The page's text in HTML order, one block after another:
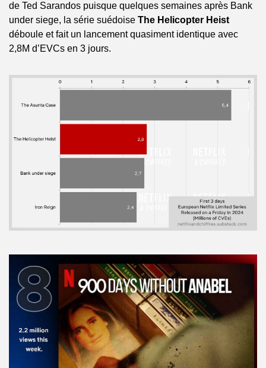
de Ted Sarandos puisque quelques semaines après Bank
under siege, la série suédoise The Helicopter Heist
déboule et fait un lancement quasiment identique avec
2,8M d’EVCs en 3 jours.